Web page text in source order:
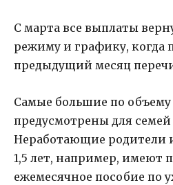
С марта все выплаты
режиму и графику, когда
предыдущий месяц
Самые большие по
предусмотрены для семей
Неработающие родители
1,5 лет, например, имеют
ежемесячное пособие по